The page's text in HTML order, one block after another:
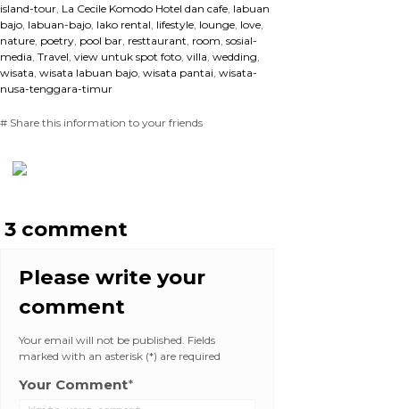
island-tour La Cecile Komodo Hotel dan cafe labuan
bajo labuan-bajo lako rental lifestyle lounge love
nature poetry pool bar resttaurant room sosial-
media Travel view untuk spot foto villa wedding
wisata wisata labuan bajo wisata pantai wisata-
nusa-tenggara-timur
# Share this information to your friends
3 comment
Please write your
comment
Your email will not be published. Fields
marked with an asterisk (*) are required
Your Comment*